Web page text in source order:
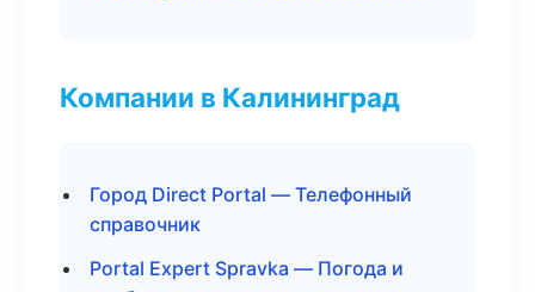
Компании в Калининград
Город Direct Portal — Телефонный
справочник
Portal Expert Spravka — Погода и